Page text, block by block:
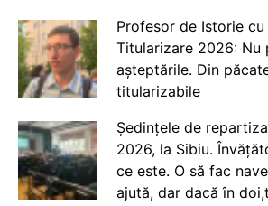
Profesor de Istorie cu
Titularizare 2026: Nu
așteptările. Din
titularizabile
Ședințele de
2026, la Sibiu.
ce este. O să fac
ajută, dar dacă în